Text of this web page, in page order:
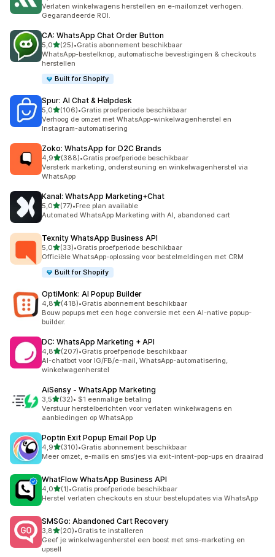
Verlaten winkelwagens herstellen en e-mailomzet verhogen.
Gegarandeerde ROI.
CA: WhatsApp Chat Order Button
5,0van 5 sterren
(25)
25 recensies in totaal
•Gratis abonnement beschikbaar
WhatsApp-bestelknop, automatische bevestigingen & checkouts
herstellen
Built for Shopify
Spur: AI Chat & Helpdesk
5,0van 5 sterren
(106)
106 recensies in totaal
•Gratis proefperiode beschikbaar
Verhoog de omzet met WhatsApp-winkelwagenherstel en
Instagram-automatisering
Zoko: WhatsApp for D2C Brands
4,9van 5 sterren
(388)
388 recensies in totaal
•Gratis proefperiode beschikbaar
Versterk marketing, ondersteuning en winkelwagenherstel via
WhatsApp
Kanal: WhatsApp Marketing+Chat
5,0van 5 sterren
(77)
77 recensies in totaal
•Free plan available
Automated WhatsApp Marketing with AI, abandoned cart
Texnity WhatsApp Business API
5,0van 5 sterren
(33)
33 recensies in totaal
•Gratis proefperiode beschikbaar
Officiële WhatsApp-oplossing voor bestelmeldingen met CRM
Built for Shopify
OptiMonk: AI Popup Builder
4,8van 5 sterren
(418)
418 recensies in totaal
•Gratis abonnement beschikbaar
Bouw popups met een hoge conversie met een AI-native popup-
builder.
DC: WhatsApp Marketing + API
4,8van 5 sterren
(207)
207 recensies in totaal
•Gratis proefperiode beschikbaar
AI-chatbot voor IG/FB/e-mail, WhatsApp-automatisering,
winkelwagenherstel
AiSensy ‑ WhatsApp Marketing
3,5van 5 sterren
(32)
32 recensies in totaal
• $1 eenmalige betaling
Verstuur herstelberichten voor verlaten winkelwagens en
aanbiedingen op WhatsApp
Poptin Exit Popup Email Pop Up
4,9van 5 sterren
(310)
310 recensies in totaal
•Gratis abonnement beschikbaar
Meer omzet, e-mails en sms'jes via exit-intent-pop-ups en draairad
WhatFlow WhatsApp Business API
4,0van 5 sterren
(1)
1 recensies in totaal
•Gratis proefperiode beschikbaar
Herstel verlaten checkouts en stuur bestelupdates via WhatsApp
SMSGo: Abandoned Cart Recovery
3,8van 5 sterren
(20)
20 recensies in totaal
•Gratis te installeren
Geef je winkelwagenherstel een boost met sms-marketing en
upsell